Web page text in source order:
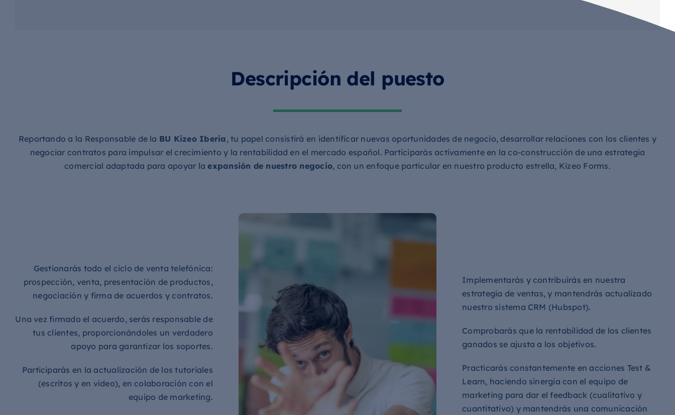
Descripción del puesto
Reportando a la Responsable de la BU Kizeo Iberia, tu papel consistirá en identificar nuevas oportunidades de negocio, desarrollar relaciones con los clientes y
negociar contratos para impulsar el crecimiento y la rentabilidad en el mercado español. Participarás activamente en la co-construcción de una estrategia
comercial adaptada para apoyar laexpansión de nuestro negocio, con un enfoque particular en nuestro producto estrella, Kizeo Forms.
Gestionarás todo el ciclo de venta telefónica:
prospección, venta, presentación de productos,
negociación y firma de acuerdos y contratos.
Una vez firmado el acuerdo, serás responsable de
tus clientes, proporcionándoles un verdadero
apoyo para garantizar los soportes.
Participarás en la actualización de los tutoriales
(escritos y en vídeo), en colaboración con el
equipo de marketing.
Implementarás y contribuirás en nuestra
estrategia de ventas, y mantendrás actualizado
nuestro sistema CRM (Hubspot).
Comprobarás que la rentabilidad de los clientes
ganados se ajusta a los objetivos.
Practicarás constantemente en acciones Test &
Learn, haciendo sinergia con el equipo de
marketing para dar el feedback (cualitativo y
cuantitativo) y mantendrás una comunicación